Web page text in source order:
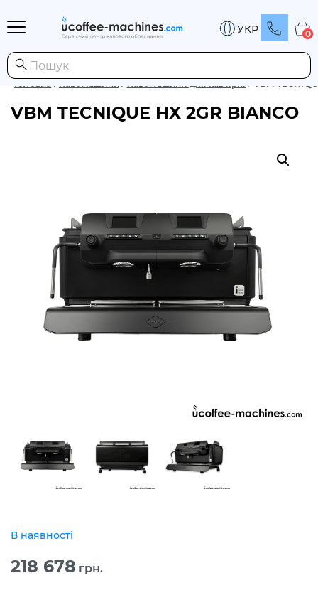
УКР 0
Головна / Кавомашини / Кавомашини для кав'ярні / VBM
VBM TECNIQUE HX 2GR BIANCO
В наявності
218 678 грн.